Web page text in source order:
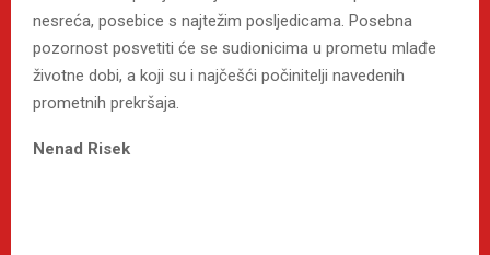
nesreća, posebice s najtežim posljedicama. Posebna
pozornost posvetiti će se sudionicima u prometu mlađe
životne dobi, a koji su i najčešći počinitelji navedenih
prometnih prekršaja.
Nenad Risek